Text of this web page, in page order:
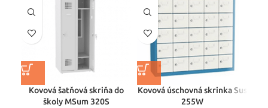
Kovová šatňová skriňa do
školy MSum 320S
Kovová úschovná skrinka Sus
255W